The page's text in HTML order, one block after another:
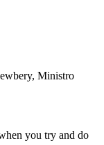
Ministro
you try and do